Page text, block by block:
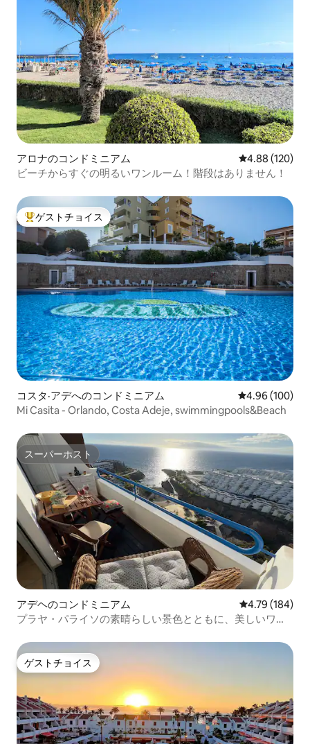
アロナのコンドミニアム レビュー120
4.88 (120)
ビーチからすぐの明るいワンルーム！階段はありません！
大好評のゲストチョイスです。
ゲストチョイス
コスタ·アデへのコンドミニアム レビュー100
4.96 (100)
Mi Casita - Orlando, Costa Adeje, swimmingpools&Beach
スーパーホスト
スーパーホスト
アデヘのコンドミニアム レビュー184
4.79 (184)
プラヤ・パライソの素晴らしい景色とともに、美しいワン
ゲストチョイス
ゲストチョイス